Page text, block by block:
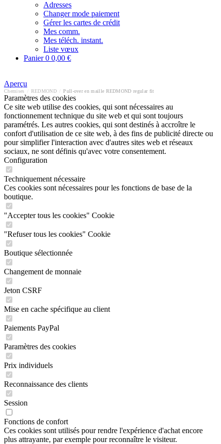
Adresses
Changer mode paiement
Gérer les cartes de crédit
Mes comm.
Mes téléch. instant.
Liste vœux
Panier0 0,00 €
Aperçu
Chemises REDMOND Pull-over en maille REDMOND regular fit
Paramètres des cookies
Ce site web utilise des cookies, qui sont nécessaires au
fonctionnement technique du site web et qui sont toujours
paramétrés. Les autres cookies, qui sont destinés à accroître le
confort d'utilisation de ce site web, à des fins de publicité directe ou
pour simplifier l'interaction avec d'autres sites web et réseaux
sociaux, ne sont définis qu'avec votre consentement.
Configuration
Techniquement nécessaire
Ces cookies sont nécessaires pour les fonctions de base de la
boutique.
"Accepter tous les cookies" Cookie
"Refuser tous les cookies" Cookie
Boutique sélectionnée
Changement de monnaie
Jeton CSRF
Mise en cache spécifique au client
Paiements PayPal
Paramètres des cookies
Prix individuels
Reconnaissance des clients
Session
Fonctions de confort
Ces cookies sont utilisés pour rendre l'expérience d'achat encore
plus attrayante, par exemple pour reconnaître le visiteur.